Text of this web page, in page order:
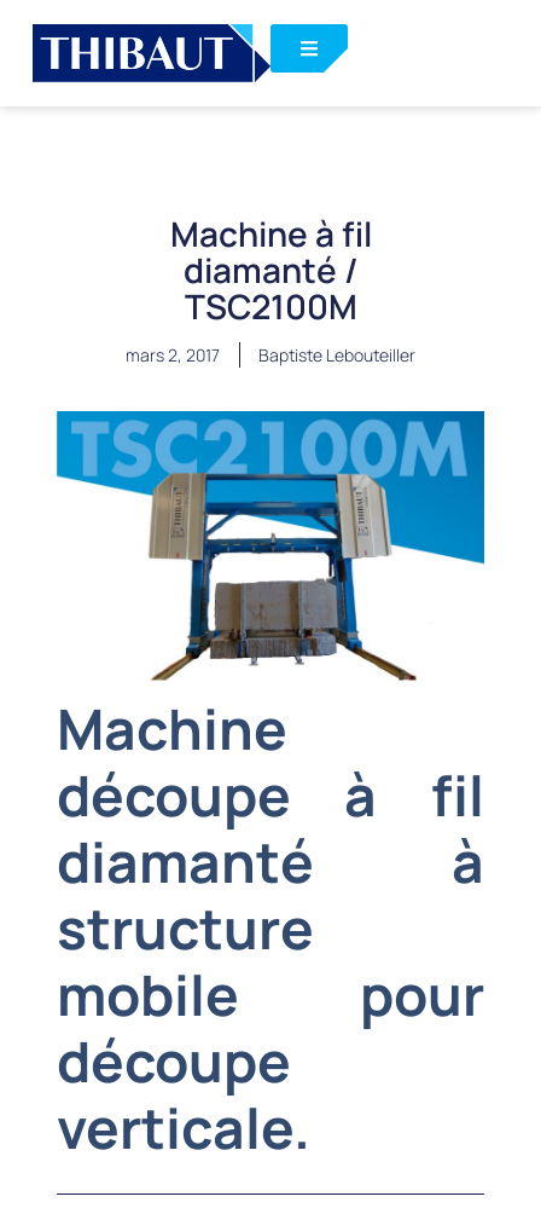
Machine à fil
diamanté /
TSC2100M
mars 2, 2017 Baptiste Lebouteiller
Machine
découpe à fil
diamanté à
structure
mobile pour
découpe
verticale.